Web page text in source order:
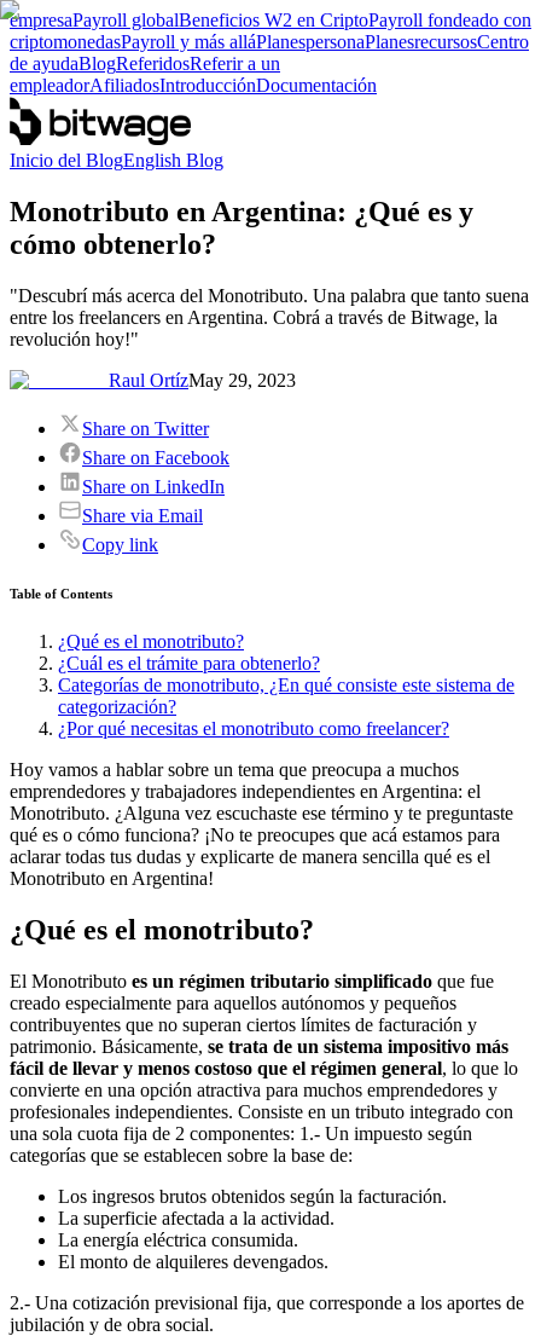
empresaPayroll globalBeneficios W2 en CriptoPayroll fondeado con
criptomonedasPayroll y más alláPlanespersonaPlanesrecursosCentro
de ayudaBlogReferidosReferir a un
empleadorAfiliadosIntroducciónDocumentación
Inicio del BlogEnglish Blog
Monotributo en Argentina: ¿Qué es y
cómo obtenerlo?
"Descubrí más acerca del Monotributo. Una palabra que tanto suena
entre los freelancers en Argentina. Cobrá a través de Bitwage, la
revolución hoy!"
Raul OrtízMay 29, 2023
Share on Twitter
Share on Facebook
Share on LinkedIn
Share via Email
Copy link
Table of Contents
¿Qué es el monotributo?
¿Cuál es el trámite para obtenerlo?
Categorías de monotributo, ¿En qué consiste este sistema de
categorización?
¿Por qué necesitas el monotributo como freelancer?
Hoy vamos a hablar sobre un tema que preocupa a muchos
emprendedores y trabajadores independientes en Argentina: el
Monotributo. ¿Alguna vez escuchaste ese término y te preguntaste
qué es o cómo funciona? ¡No te preocupes que acá estamos para
aclarar todas tus dudas y explicarte de manera sencilla qué es el
Monotributo en Argentina!
¿Qué es el monotributo?
El Monotributo es un régimen tributario simplificado que fue
creado especialmente para aquellos autónomos y pequeños
contribuyentes que no superan ciertos límites de facturación y
patrimonio. Básicamente, se trata de un sistema impositivo más
fácil de llevar y menos costoso que el régimen general, lo que lo
convierte en una opción atractiva para muchos emprendedores y
profesionales independientes. Consiste en un tributo integrado con
una sola cuota fija de 2 componentes: 1.- Un impuesto según
categorías que se establecen sobre la base de:
Los ingresos brutos obtenidos según la facturación.
La superficie afectada a la actividad.
La energía eléctrica consumida.
El monto de alquileres devengados.
2.- Una cotización previsional fija, que corresponde a los aportes de
jubilación y de obra social.